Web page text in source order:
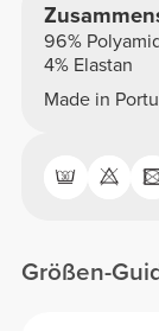
96%
4% Elastan
Made in
Größen-